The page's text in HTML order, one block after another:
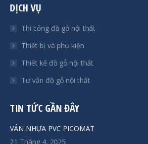
opens
window
opens
window
new
window
new
window
DỊCH VỤ
Thi công đồ gỗ nội thất
Thiết bị và phụ kiện
Thiết kế đồ gỗ nội thất
Tư vấn đồ gỗ nội thất
TIN TỨC GẦN ĐÂY
VÁN NHỰA PVC PICOMAT
21 Tháng 4, 2025